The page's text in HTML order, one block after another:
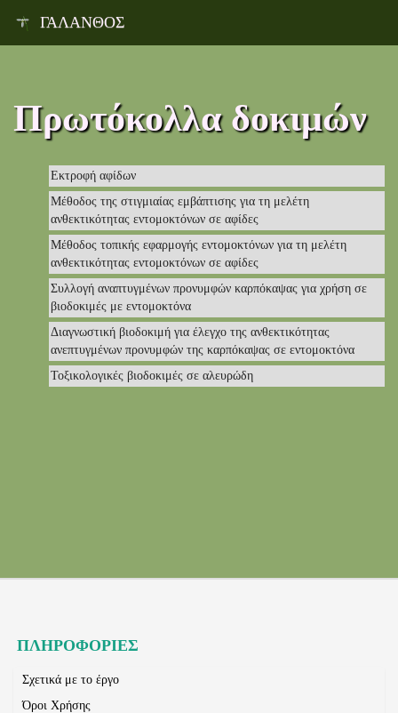
ΓΑΛΑΝΘΟΣ
Πρωτόκολλα δοκιμών
Εκτροφή αφίδων
Μέθοδος της στιγμιαίας εμβάπτισης για τη μελέτη
ανθεκτικότητας εντομοκτόνων σε αφίδες
Μέθοδος τοπικής εφαρμογής εντομοκτόνων για τη μελέτη
ανθεκτικότητας εντομοκτόνων σε αφίδες
Συλλογή αναπτυγμένων προνυμφών καρπόκαψας για χρήση σε
βιοδοκιμές με εντομοκτόνα
Διαγνωστική βιοδοκιμή για έλεγχο της ανθεκτικότητας
ανεπτυγμένων προνυμφών της καρπόκαψας σε εντομοκτόνα
Τοξικολογικές βιοδοκιμές σε αλευρώδη
ΠΛΗΡΟΦΟΡΙΕΣ
Σχετικά με το έργο
Όροι Χρήσης